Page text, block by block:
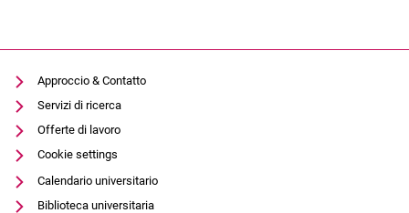
Approccio & Contatto
Servizi di ricerca
Offerte di lavoro
Cookie settings
Calendario universitario
Biblioteca universitaria